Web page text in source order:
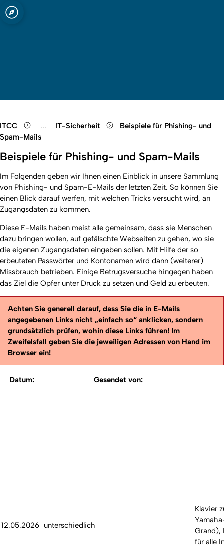
Quicklink-Menü öffnen
ITCC Show remaining breadcrumb items
... IT-Sicherheit
Beispiele für Phishing- und
Spam-Mails
Beispiele für Phishing- und Spam-Mails
Im Folgenden geben wir Ihnen einen Einblick in unsere Sammlung
von Phishing- und Spam-E-Mails der letzten Zeit. So können Sie
einen Blick darauf werfen, mit welchen Tricks versucht wird, an
Zugangsdaten zu kommen.
Diese E-Mails haben meist alle gemeinsam, dass sie Menschen
dazu bringen wollen, auf gefälschte Webseiten zu gehen, wo sie
die eigenen Zugangsdaten eingeben sollen. Mit Hilfe der so
erbeuteten Passwörter und Kontonamen wird dann (weiterer)
Missbrauch betrieben. Einige Betrugsversuche hingegen haben
das Ziel die Opfer unter Druck zu setzen und Geld zu erbeuten.
Achten Sie generell darauf, dass Sie die in E-Mails
angegebenen Links nicht „einfach so“ anklicken, sondern
grundsätzlich prüfen, wohin diese Links führen! Im
Zweifelsfall geben Sie die jeweiligen Adressen von Hand im
Browser ein!
Datum: Gesendet von:
12.05.2026 unterschiedlich
Klavier
Grand),
für alle